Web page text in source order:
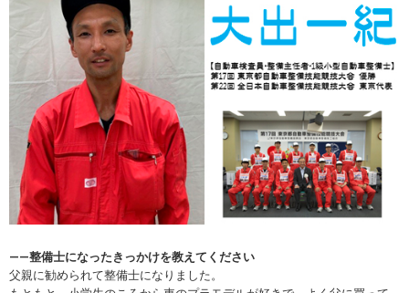
――整備士になったきっかけを教えてください
父親に勧められて整備士になりました。